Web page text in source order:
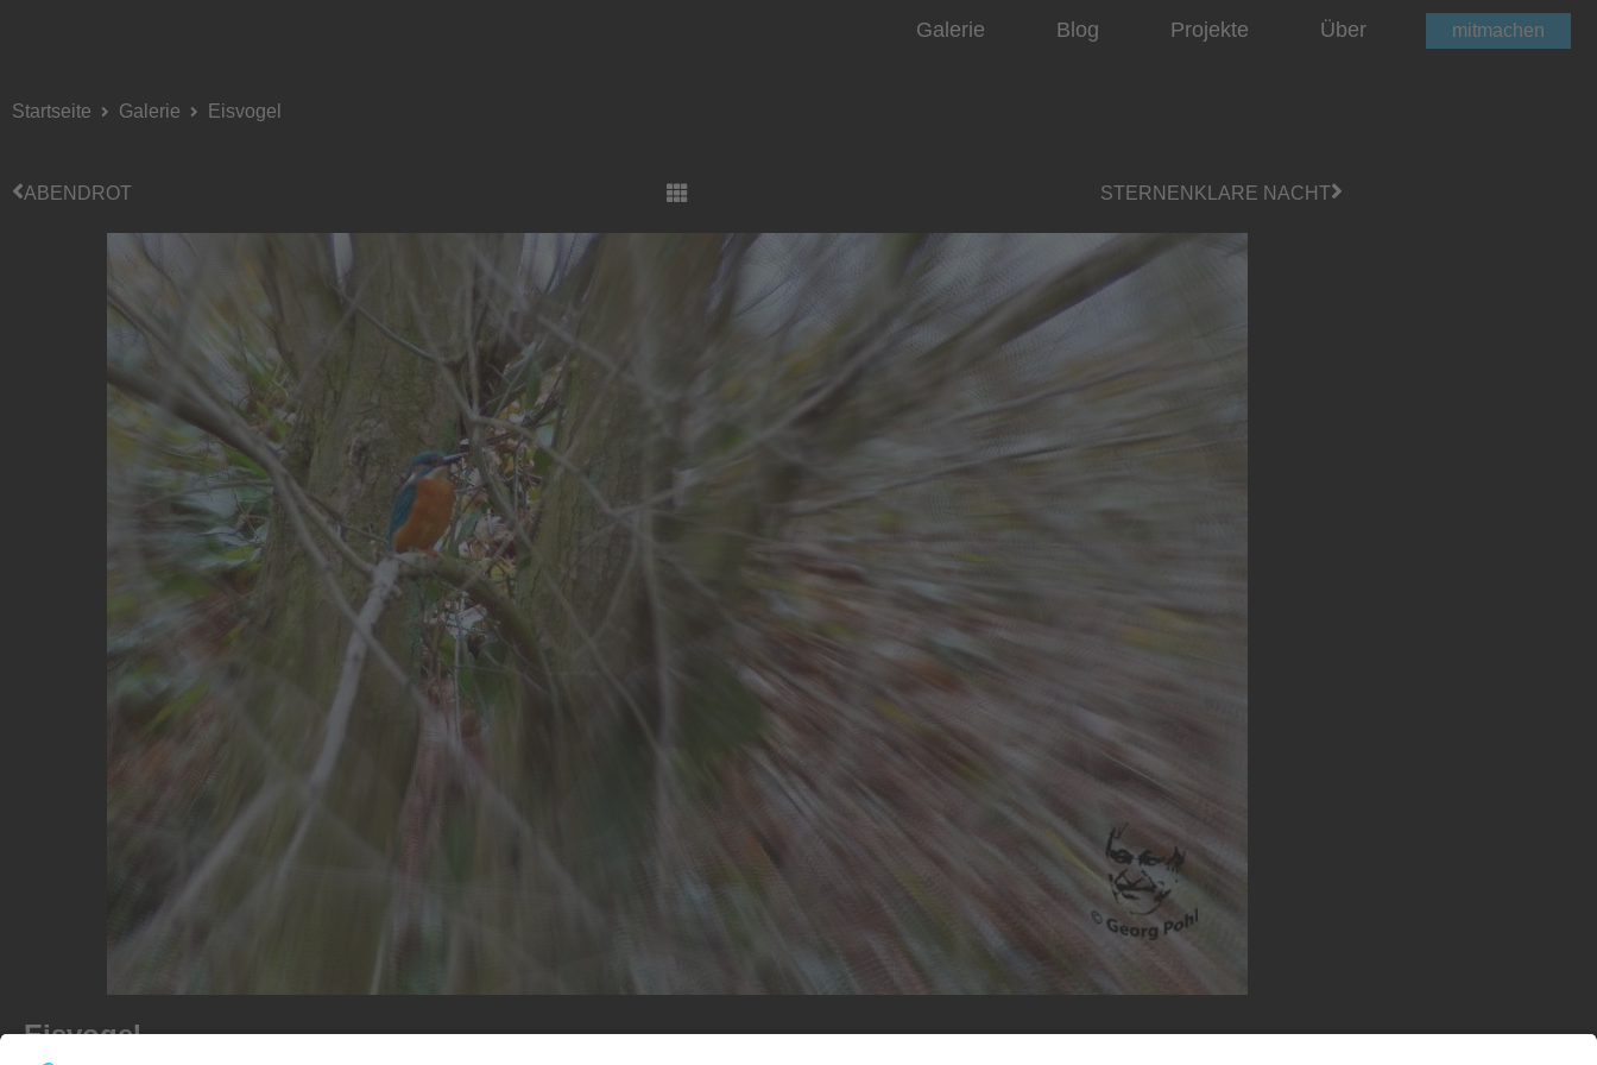
Galerie Blog Projekte Über mitmachen
Startseite Galerie Eisvogel
ABENDROT STERNENKLARE NACHT
Eisvogel